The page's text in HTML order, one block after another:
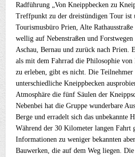
Radführung „Von Kneippbecken zu
Treffpunkt zu der dreistündigen Tour ist
Tourismusbüro Prien, Alte
wellig auf Nebenstraßen und
Aschau, Bernau und zurück nach Prien.
als mit dem Fahrrad die Philosophie von
zu erleben, gibt es nicht. Die
unterschiedliche Kneippbecken
Atmosphäre die fünf Säulen der
Nebenbei hat die Gruppe wunderbare
Berge und erradelt sich das unbekannte
Während der 30 Kilometer langen Fahrt
Informationen zu weniger bekannten
Bauwerken, die auf dem Weg liegen.